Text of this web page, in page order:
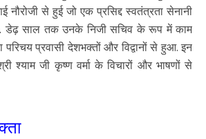
नौरोजी से हुई जो एक प्रसिद्द स्वतंत्रता सेनानी
डेढ़ साल तक उनके निजी सचिव के रूप में काम
परिचय प्रवासी देशभक्तों और विद्वानों से हुआ. इन
श्याम जी कृष्ण वर्मा के विचारों और भाषणों से